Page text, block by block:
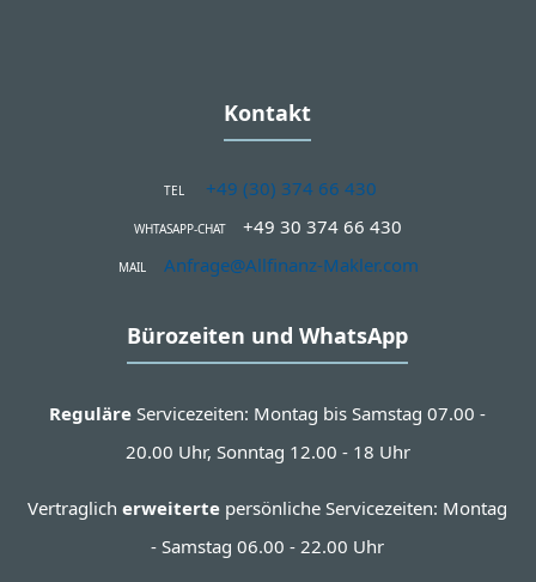
Kontakt
TEL +49 (30) 374 66 430
WHTASAPP-CHAT +49 30 374 66 430
MAIL Anfrage@Allfinanz-Makler.com
Bürozeiten und WhatsApp
Reguläre Servicezeiten: Montag bis Samstag 07.00 -
20.00 Uhr, Sonntag 12.00 - 18 Uhr
Vertraglicherweiterte persönliche Servicezeiten: Montag
- Samstag 06.00 - 22.00 Uhr